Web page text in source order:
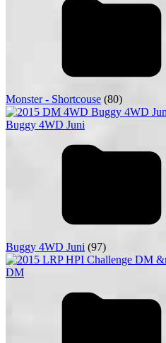
Monster - Shortcouse (80)
Buggy 4WD Juni (97)